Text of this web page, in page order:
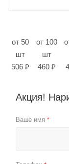
от 50
шт
506 ₽
от 100
шт
460 ₽
Акция!
Ваше имя *